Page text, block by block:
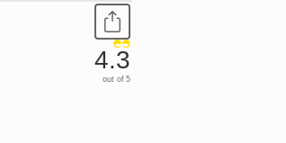
4.3
out of 5